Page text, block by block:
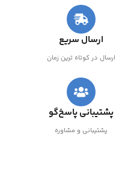
ارسال سریع
ارسال در کوتاه ترین زمان
پشتیبانی پاسخ‌گو
پشتیبانی و مشاوره